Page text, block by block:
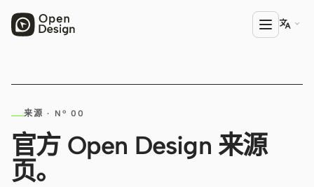
Open Design
HTML Anything
HTML Video

来源 · Nº 00
官方 Open Design 来源
页。